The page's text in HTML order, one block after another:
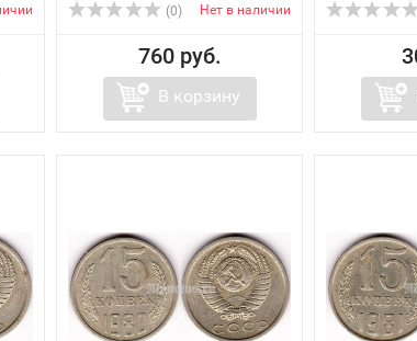
(0) Нет в наличии
760 руб.
В корзину